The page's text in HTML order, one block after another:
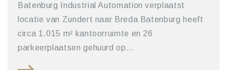
Batenburg Industrial Automation verplaatst
locatie van Zundert naar Breda Batenburg heeft
circa 1.015 m² kantoorruimte en 26
parkeerplaatsen gehuurd op…